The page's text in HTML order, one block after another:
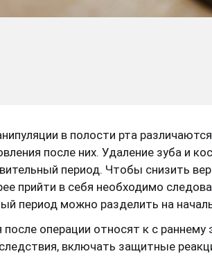
в полости рта
после них. Удаление зуба и
период. Чтобы снизить
прийти в себя необходимо
период можно разделить на
операции относят к с раннему
включать защитные